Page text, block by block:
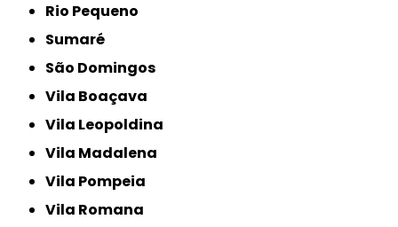
Rio Pequeno
Sumaré
São Domingos
Vila Boaçava
Vila Leopoldina
Vila Madalena
Vila Pompeia
Vila Romana